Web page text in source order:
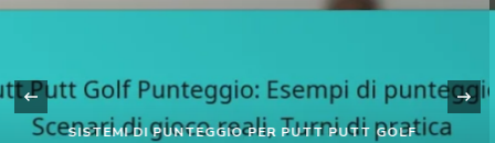
SISTEMI DI PUNTEGGIO PER PUTT PUTT GOLF
‹